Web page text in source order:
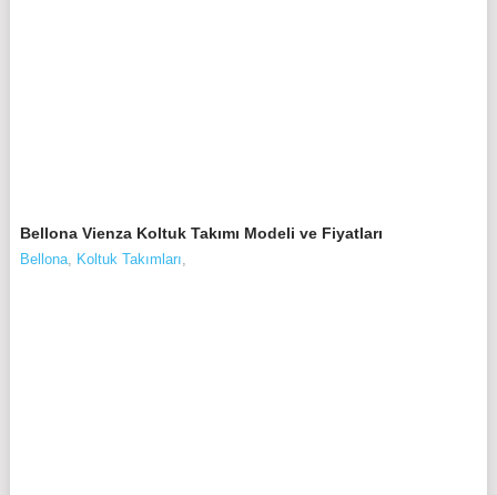
Bellona Vienza Koltuk Takımı Modeli ve Fiyatları
Bellona, Koltuk Takımları,